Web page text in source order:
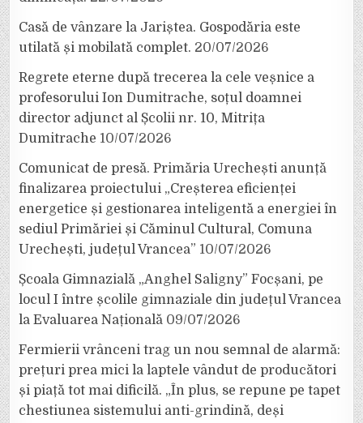
Casă de vânzare la Jariștea. Gospodăria este
utilată și mobilată complet. 20/07/2026
Regrete eterne după trecerea la cele veșnice a
profesorului Ion Dumitrache, soțul doamnei
director adjunct al Școlii nr. 10, Mitrița
Dumitrache 10/07/2026
Comunicat de presă. Primăria Urechești anunță
finalizarea proiectului „Creșterea eficienței
energetice și gestionarea inteligentă a energiei în
sediul Primăriei și Căminul Cultural, Comuna
Urechești, județul Vrancea” 10/07/2026
Școala Gimnazială „Anghel Saligny” Focșani, pe
locul I între școlile gimnaziale din județul Vrancea
la Evaluarea Națională 09/07/2026
Fermierii vrânceni trag un nou semnal de alarmă:
prețuri prea mici la laptele vândut de producători
și piață tot mai dificilă. „În plus, se repune pe tapet
chestiunea sistemului anti-grindină, deși